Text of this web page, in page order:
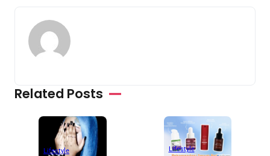
Related Posts
Lifestyle Lifestyle